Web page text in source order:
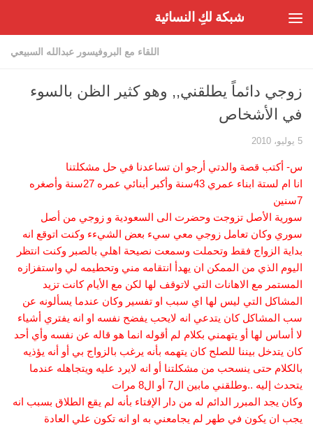
شبكة لكِ النسائية
اللقاء مع البروفيسور عبدالله السبيعي
زوجي دائماً يطلقني,, وهو كثير الظن بالسوء
في الأشخاص
5 يوليو، 2010
س- أكتب قصة والدتي أرجو ان تساعدنا في حل مشكلتنا
انا ام لستة ابناء عمري 43سنة وأكبر أبنائي عمره 27سنة وأصغره
7سنين
سورية الأصل تزوجت وحضرت الى السعودية و زوجي من أصل
سوري وكان تعامل زوجي معي سيء بعض الشيءء وكنت اتوقع انه
بداية الزواج فقط وتحملت وسمعت نصيحة اهلي بالصبر وكنت انتظر
اليوم الذي من الممكن ان يهدأ انتقامه مني وتحطيمه لي واستفزازه
المستمر مع الاهانات التي لاتوقف لها لكن مع الأيام كانت تزيد
المشاكل التي ليس لها اي سبب او تفسير وكان عندما يسألونه عن
سب المشاكل كان يتدعي انه لايحب يفضح نفسه او انه يفتري أشياء
لا أساس لها أو يتهمني بكلام لم أقوله انما هو قاله عن نفسه وأي أحد
كان يتدخل بيننا للصلح كان يتهمه بأنه يرغب بالزواج بي أو أنه يؤذيه
بالكلام حتى ينسحب من مشكلتنا أو انه لايرد عليه ويتجاهله عندما
يتحدث إليه ..وطلقني مابين ال7 أو ال8 مرات
وكان يجد المبرر الدائم له من دار الإفتاء بأنه لم يقع الطلاق بسبب انه
يجب ان يكون في طهر لم يجامعني به او انه تكون علي العادة